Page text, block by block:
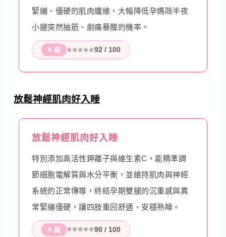
緊繃、僵硬的肌肉纖維，大幅降低孕媽咪半夜
小腿突然抽筋、劇痛暴醒的機率。
A 級 ⭐⭐⭐⭐⭐92 / 100
放鬆神經肌肉好入睡
放鬆神經肌肉好入睡
特別添加高活性鉀離子與維生素C，能精準調
節細胞電解質與水分平衡，並維持肌肉與神經
系統的正常傳導，終結孕期雙腿的沉重感與異
常緊繃僵硬，讓四肢重回舒適、安穩熟睡。
A 級 ⭐⭐⭐⭐⭐90 / 100